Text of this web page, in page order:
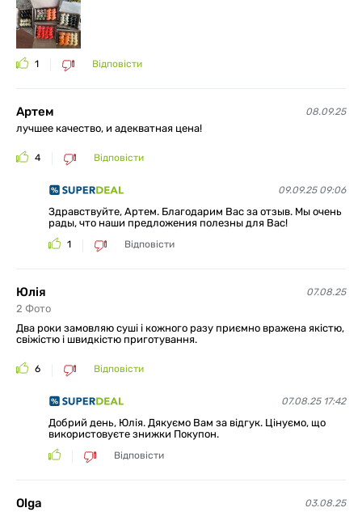
1 Відповісти
Артем 08.09.25
лучшее качество, и адекватная цена!
4 Відповісти
09.09.25 09:06
Здравствуйте, Артем. Благодарим Вас за отзыв. Мы очень
рады, что наши предложения полезны для Вас!
1 Відповісти
Юлія 07.08.25
2 Фото
Два роки замовляю суші і кожного разу приємно вражена якістю,
свіжістю і швидкістю приготування.
6 Відповісти
07.08.25 17:42
Добрий день, Юлія. Дякуємо Вам за відгук. Цінуємо, що
використовуєте знижки Покупон.
Відповісти
Olga 03.08.25